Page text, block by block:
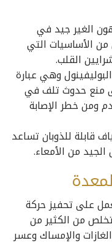
الغير جيد في
الأساسيات التي
القلب.
وهي عبارة
منع حدوث تلف في
ومن خطر الإصابة
قابلة للذوبان تساعد
من الأمعاء.
على تحفيز حركة
من الكثير من
والإمساك وعسر